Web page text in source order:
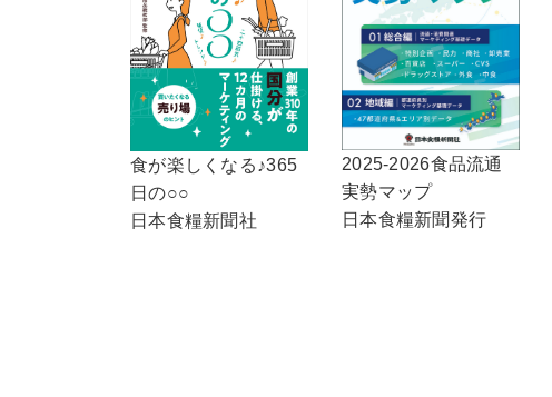
食が楽しくなる♪365
日の○○
日本食糧新聞社
2025-2026食品流通
実勢マップ
日本食糧新聞発行